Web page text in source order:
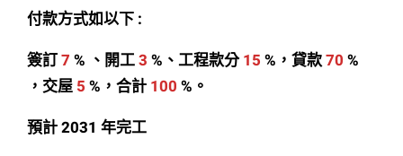
付款方式如以下 :
簽訂7 % 、 開工3 %、工程款分15 %，貸款70 %
，交屋 5 %，合計 100 %。
預計 2031 年完工